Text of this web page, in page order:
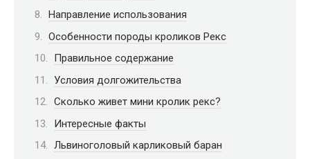
Направление использования
Особенности породы кроликов Рекс
Правильное содержание
Условия долгожительства
Сколько живет мини кролик рекс?
Интересные факты
Львиноголовый карликовый баран